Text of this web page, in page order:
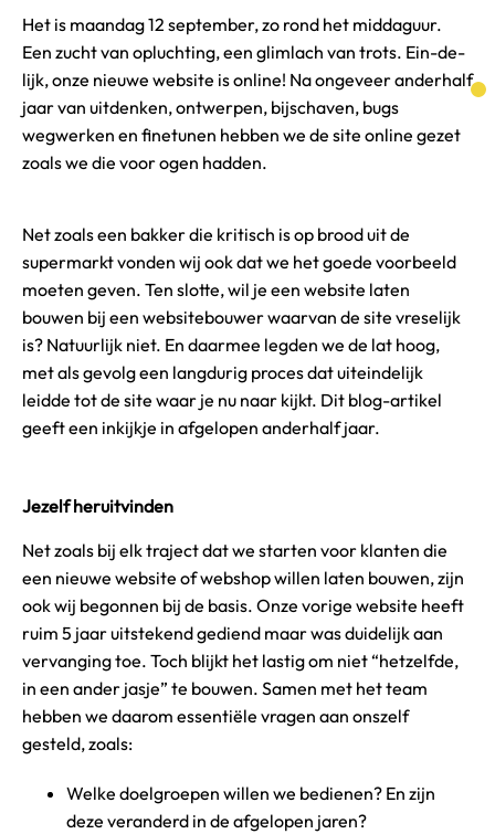
Het is maandag 12 september, zo rond het middaguur.
Een zucht van opluchting, een glimlach van trots. Ein-de-
lijk, onze nieuwe website is online! Na ongeveer anderhalf
jaar van uitdenken, ontwerpen, bijschaven, bugs
wegwerken en finetunen hebben we de site online gezet
zoals we die voor ogen hadden.
Net zoals een bakker die kritisch is op brood uit de
supermarkt vonden wij ook dat we het goede voorbeeld
moeten geven. Ten slotte, wil je een website laten
bouwen bij een websitebouwer waarvan de site vreselijk
is? Natuurlijk niet. En daarmee legden we de lat hoog,
met als gevolg een langdurig proces dat uiteindelijk
leidde tot de site waar je nu naar kijkt. Dit blog-artikel
geeft een inkijkje in afgelopen anderhalf jaar.
Jezelf heruitvinden
Net zoals bij elk traject dat we starten voor klanten die
een nieuwe website of webshop willen laten bouwen, zijn
ook wij begonnen bij de basis. Onze vorige website heeft
ruim 5 jaar uitstekend gediend maar was duidelijk aan
vervanging toe. Toch blijkt het lastig om niet “hetzelfde,
in een ander jasje” te bouwen. Samen met het team
hebben we daarom essentiële vragen aan onszelf
gesteld, zoals:
Welke doelgroepen willen we bedienen? En zijn
deze veranderd in de afgelopen jaren?